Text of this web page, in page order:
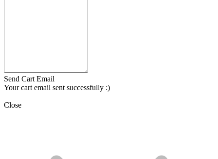
Send Cart Email
Your cart email sent successfully :)
Close